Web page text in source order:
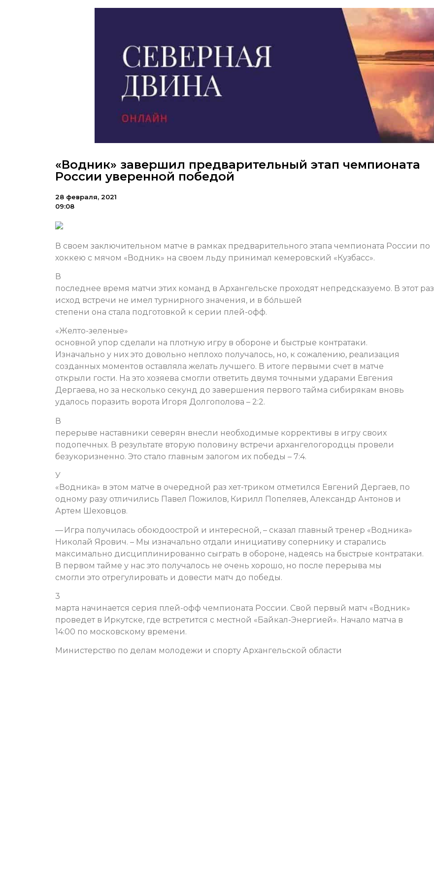
«Водник» завершил предварительный этап чемпионата
России уверенной победой
28 февраля, 2021
09:08
В своем заключительном матче в рамках предварительного этапа чемпионата России по
хоккею с мячом «Водник» на своем льду принимал кемеровский «Кузбасс».
В
последнее время матчи этих команд в Архангельске проходят непредсказуемо. В этот раз
исход встречи не имел турнирного значения, и в бо́льшей
степени она стала подготовкой к серии плей-офф.
«Желто-зеленые»
основной упор сделали на плотную игру в обороне и быстрые контратаки.
Изначально у них это довольно неплохо получалось, но, к сожалению, реализация
созданных моментов оставляла желать лучшего. В итоге первыми счет в матче
открыли гости. На это хозяева смогли ответить двумя точными ударами Евгения
Дергаева, но за несколько секунд до завершения первого тайма сибирякам вновь
удалось поразить ворота Игоря Долгополова – 2:2.
В
перерыве наставники северян внесли необходимые коррективы в игру своих
подопечных. В результате вторую половину встречи архангелогородцы провели
безукоризненно. Это стало главным залогом их победы – 7:4.
У
«Водника» в этом матче в очередной раз хет-триком отметился Евгений Дергаев, по
одному разу отличились Павел Пожилов, Кирилл Попеляев, Александр Антонов и
Артем Шеховцов.
— Игра получилась обоюдоострой и интересной, – сказал главный тренер «Водника»
Николай Ярович. – Мы изначально отдали инициативу сопернику и старались
максимально дисциплинированно сыграть в обороне, надеясь на быстрые контратаки.
В первом тайме у нас это получалось не очень хорошо, но после перерыва мы
смогли это отрегулировать и довести матч до победы.
3
марта начинается серия плей-офф чемпионата России. Свой первый матч «Водник»
проведет в Иркутске, где встретится с местной «Байкал-Энергией». Начало матча в
14:00 по московскому времени.
Министерство по делам молодежи и спорту Архангельской области